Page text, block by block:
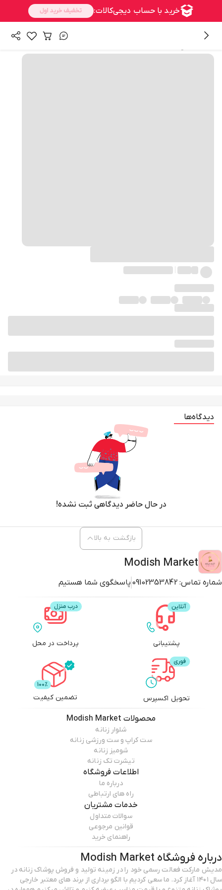
دیدگاه‌ها
در حال حاضر دیدگاهی ثبت نشده!
Modish Market
شماره تماس: 09102353842 پاسخگوی شما هستیم
بازگشت به بالا
پشتیبانی پرداخت در محل
تحویل اکسپرس تضمین کیفیت
محصولات Modish Market
شلوار زنانه
ست کراپ و ست ورزشی زنانه
شومیز زنانه
تیشرت تک زنانه
اطلاعات فروشگاه
درباره ما
راه های ارتباطی
خدمات مشتریان
سوالات متداول
قوانین مرجوعی
راهنمای خرید
درباره فروشگاه Modish Market
مدیش مارکت فعالت رسمی خود را در زمینه تولید و فروش پوشاک زنانه در
سال ۱۴۰۱ آغاز کرد. ما سعی کردیم با الگو برداری از برند های معتبر خارجی